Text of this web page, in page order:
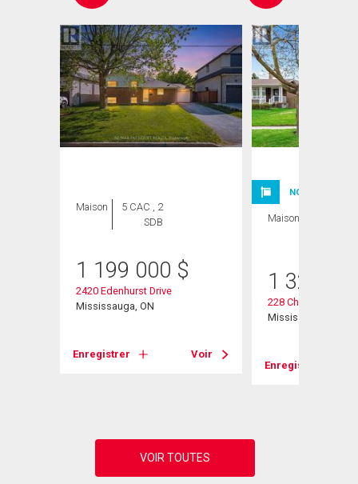
Maison
5 CAC , 2
SDB
1 199 000 $
2420 Edenhurst Drive
Mississauga, ON
Enregistrer Voir
NOUVELLE
Maison
1 329
228 Chantenay
Mississauga, ON
Enregistrer